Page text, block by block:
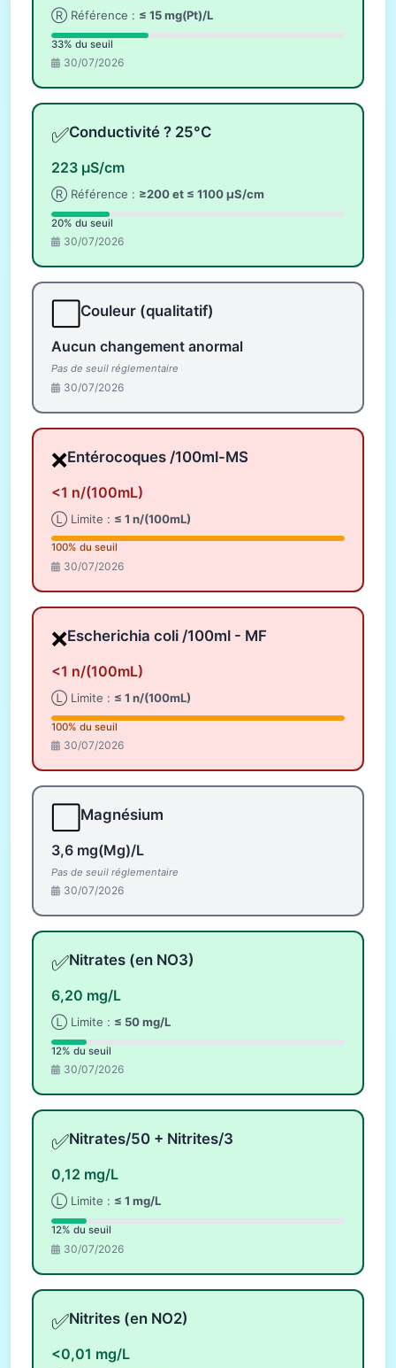
Ⓡ Référence : ≤ 15 mg(Pt)/L
33% du seuil
30/07/2026
✅Conductivité ? 25°C
223 µS/cm
Ⓡ Référence : ≥200 et ≤ 1100 µS/cm
20% du seuil
30/07/2026
Couleur (qualitatif)
Aucun changement anormal
Pas de seuil réglementaire
30/07/2026
❌Entérocoques /100ml-MS
<1 n/(100mL)
Ⓛ Limite : ≤ 1 n/(100mL)
100% du seuil
30/07/2026
❌Escherichia coli /100ml - MF
<1 n/(100mL)
Ⓛ Limite : ≤ 1 n/(100mL)
100% du seuil
30/07/2026
Magnésium
3,6 mg(Mg)/L
Pas de seuil réglementaire
30/07/2026
✅Nitrates (en NO3)
6,20 mg/L
Ⓛ Limite : ≤ 50 mg/L
12% du seuil
30/07/2026
✅Nitrates/50 + Nitrites/3
0,12 mg/L
Ⓛ Limite : ≤ 1 mg/L
12% du seuil
30/07/2026
✅Nitrites (en NO2)
<0,01 mg/L